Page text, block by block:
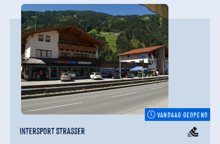
VANDAAG GEOPEND
Intersport Strasser